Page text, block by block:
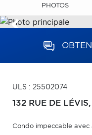
PHOTOS
ULS : 25502074
132 RUE DE
Condo impeccable avec